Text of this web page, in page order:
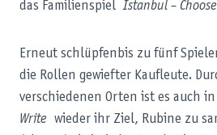
das FamilienspielIstanbul –
Erneut schlüpfenbis zu fünf
die Rollen gewiefter Kaufleute.
verschiedenen Orten ist es auch
Write wieder ihr Ziel, Rubine zu